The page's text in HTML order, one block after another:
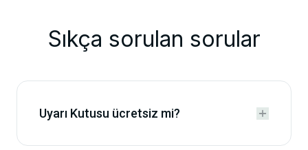
Sıkça sorulan sorular
Uyarı Kutusu ücretsiz mi? 
